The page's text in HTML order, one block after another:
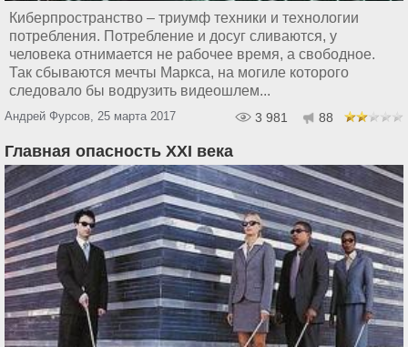
Киберпространство – триумф техники и технологии
потребления. Потребление и досуг сливаются, у
человека отнимается не рабочее время, а свободное.
Так сбываются мечты Маркса, на могиле которого
следовало бы водрузить видеошлем...
Андрей Фурсов, 25 марта 2017 3 981 88
Главная опасность XXI века